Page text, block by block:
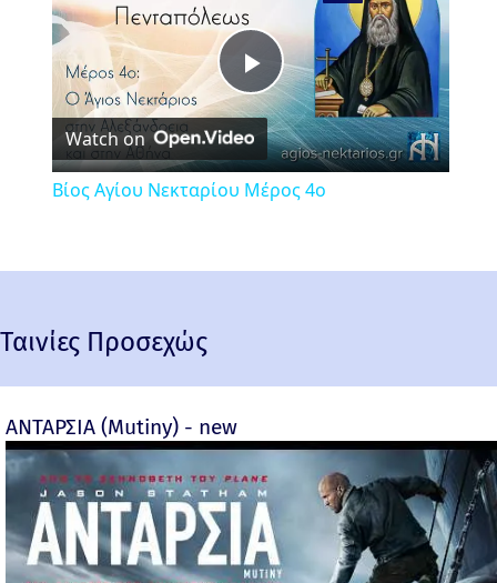
Play
Video
Watch on
Βίος Αγίου Νεκταρίου Μέρος 4ο
Ταινίες Προσεχώς
ΑΝΤΑΡΣΙΑ (Mutiny) - new